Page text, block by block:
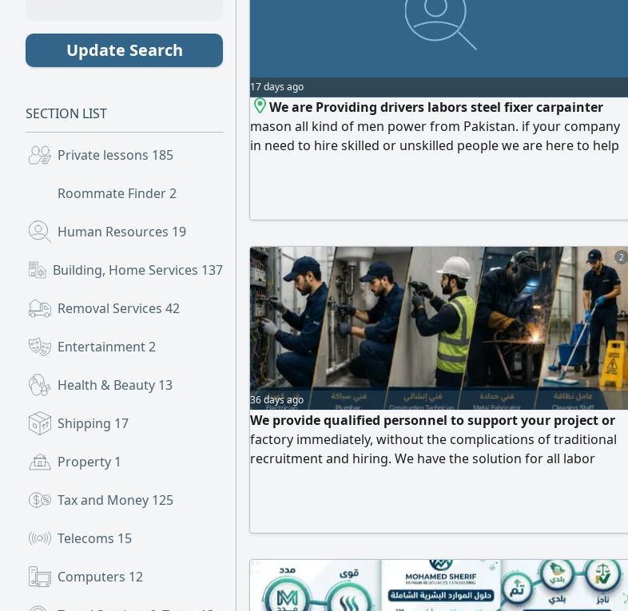
Update Search
SECTION LIST
Private lessons 185
Roommate Finder2
Human Resources 19
Building, Home Services 137
Removal Services 42
Entertainment2
Health & Beauty 13
Shipping 17
Property 1
Tax and Money 125
Telecoms 15
Computers 12
17 days ago
We are Providing drivers labors steel fixer carpainter
mason all kind of men power from Pakistan. if your company
in need to hire skilled or unskilled people we are here to help
2
36 days ago
We provide qualified personnel to support your project or
factory immediately, without the complications of traditional
recruitment and hiring. We have the solution for all labor
contracting system to meet the needs of businesses,